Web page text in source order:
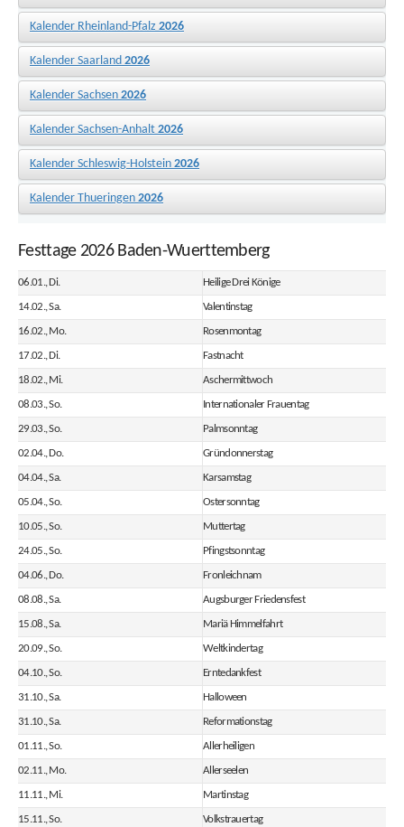
Kalender Rheinland-Pfalz 2026
Kalender Saarland 2026
Kalender Sachsen 2026
Kalender Sachsen-Anhalt 2026
Kalender Schleswig-Holstein 2026
Kalender Thueringen 2026
Festtage 2026 Baden-Wuerttemberg
06.01., Di. Heilige Drei Könige
14.02., Sa. Valentinstag
16.02., Mo. Rosenmontag
17.02., Di. Fastnacht
18.02., Mi. Aschermittwoch
08.03., So. Internationaler Frauentag
29.03., So. Palmsonntag
02.04., Do. Gründonnerstag
04.04., Sa. Karsamstag
05.04., So. Ostersonntag
10.05., So. Muttertag
24.05., So. Pfingstsonntag
04.06., Do. Fronleichnam
08.08., Sa. Augsburger Friedensfest
15.08., Sa. Mariä Himmelfahrt
20.09., So. Weltkindertag
04.10., So. Erntedankfest
31.10., Sa. Halloween
31.10., Sa. Reformationstag
01.11., So. Allerheiligen
02.11., Mo. Allerseelen
11.11., Mi. Martinstag
15.11., So. Volkstrauertag